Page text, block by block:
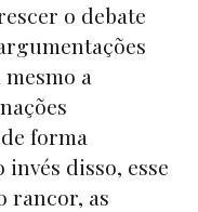
o debate
a
forma
disso, esse
rancor, as